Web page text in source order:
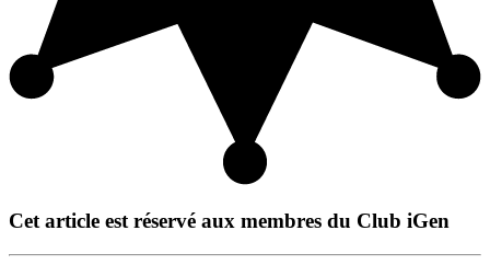
Cet article est réservé aux membres du Club iGen